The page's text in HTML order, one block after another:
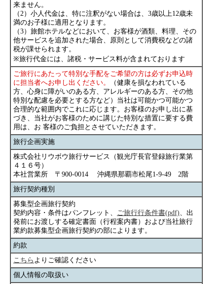
来ません。
（2）小人代金は、特に注釈がない場合は、3歳以上12歳未
満のお子様に適用となります。
（3）旅館ホテルなどにおいて、お客様が酒類、料理、その
他サービスを追加された場合、原則として消費税などの諸
税が課せられます。
※旅行代金には、諸税・サービス料が含まれております
ご旅行にあたって特別な手配をご希望の方は必ずお申込時
に担当者へお申し出ください。
（健康を損なわれている
方、心身に障がいのある方、アレルギーのある方、その他
特別な配慮を必要とする方など）当社は可能かつ可能かつ
合理的な範囲内でこれに応じます。お客様のお申し出に基
づき、当社がお客様のために講じた特別な措置に要する費
用は、お 客様のご負担とさせていただきます。
旅行企画実施
株式会社リウボウ旅行サービス（観光庁長官登録旅行業第
４１６号）
本社営業所 〒900-0014 沖縄県那覇市松尾1-9-49 2階
旅行契約種別
募集型企画旅行契約
契約内容・条件はパンフレット、
ご旅行行条件書(pdf) 、出
発前にお渡しする確定書面（行程案内書）および当社旅行
業約款募集型企画旅行契約の部によります。
約款
こちら よりご確認ください
個人情報の取扱い